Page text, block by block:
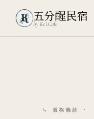
五分醒民宿
by Kei.Café
↳ 服務條款 ·